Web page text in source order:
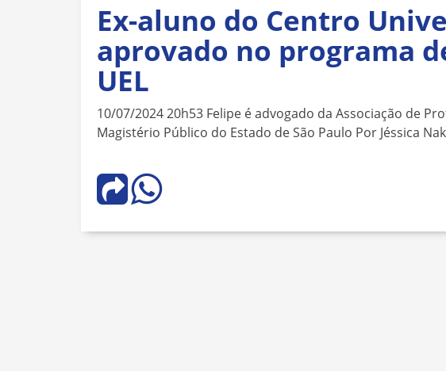
Ex-aluno do Centro
aprovado no programa
UEL
10/07/2024 20h53 Felipe é advogado da Associação de
Magistério Público do Estado de São Paulo Por Jéssica